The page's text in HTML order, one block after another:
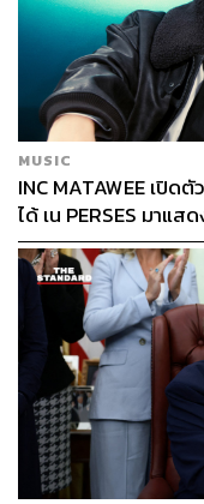
MUSIC
INC MATAWEE เปิด
ได้ เน PERSES มาแส